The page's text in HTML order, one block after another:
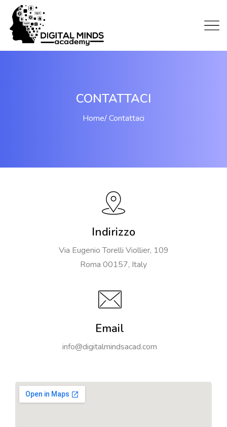
CONTATTACI
Home Contattaci
Indirizzo
Via Eugenio Torelli Viollier, 109
Roma 00157, Italy
Email
info@digitalmindsacad.com